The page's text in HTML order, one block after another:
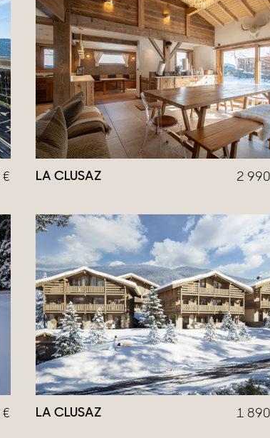
€ LA CLUSAZ 2
€ LA CLUSAZ 1